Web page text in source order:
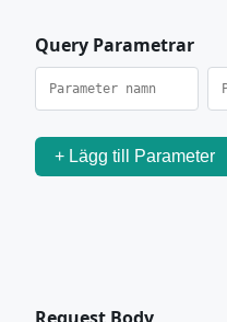
Query Parametrar
+ Lägg till Parameter